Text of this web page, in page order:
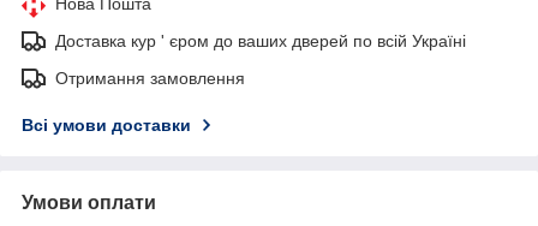
Доставка кур ' єром до ваших дверей по всій Україні
Отримання замовлення
Всі умови доставки
Умови оплати